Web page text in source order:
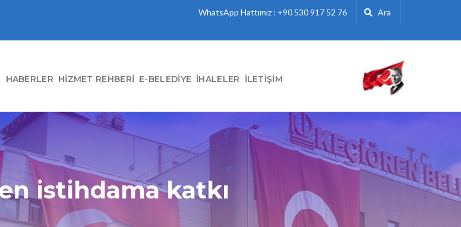
WhatsApp Hattımız : +90 530 917 52 76 Ara
HABERLER HIZMET REHBERI E-BELEDIYE İHALELER İLETIŞIM
istihdama katkı